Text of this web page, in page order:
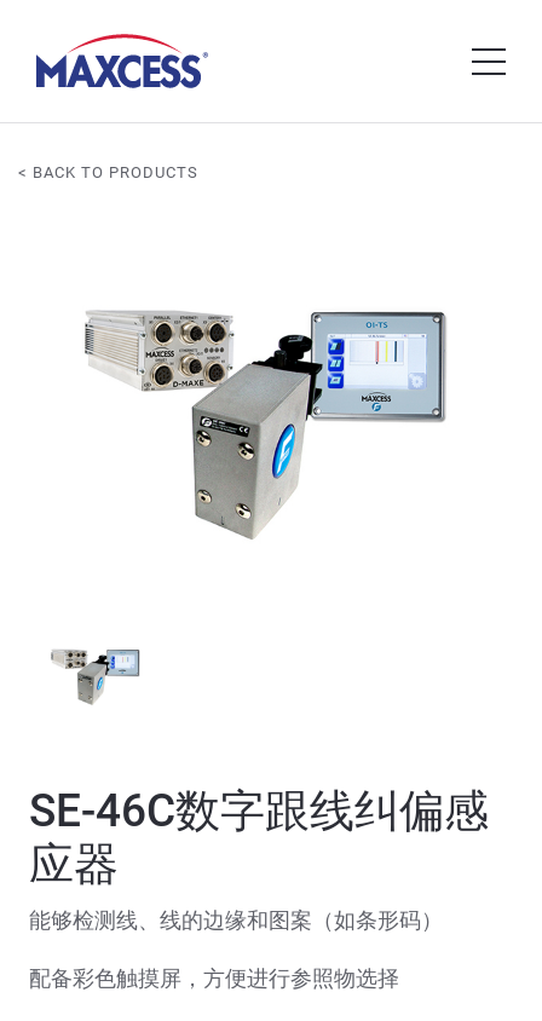
< BACK TO PRODUCTS
SE-46C数字跟线纠偏感
应器
能够检测线、线的边缘和图案（如条形码）
配备彩色触摸屏，方便进行参照物选择